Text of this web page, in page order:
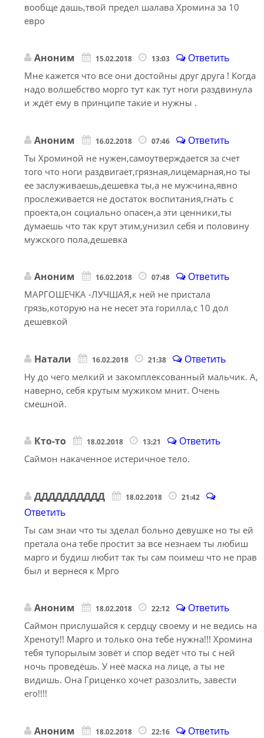
вообще дашь,твой предел шалава Хромина за 10
евро
Аноним 15.02.2018 13:03 Ответить
Мне кажется что все они достойны друг друга ! Когда
надо волшебство морго тут как тут ноги раздвинула
и ждёт ему в принципе такие и нужны .
Аноним 16.02.2018 07:46 Ответить
Ты Хроминой не нужен,самоутверждается за счет
того что ноги раздвигает,грязная,лицемарная,но ты
ее заслуживаешь,дешевка ты,а не мужчина,явно
прослеживается не достаток воспитания,гнать с
проекта,он социально опасен,а эти ценники,ты
думаешь что так крут этим,унизил себя и половину
мужского пола,дешевка
Аноним 16.02.2018 07:48 Ответить
МАРГОШЕЧКА -ЛУЧШАЯ,к ней не пристала
грязь,которую на не несет эта горилла,с 10 дол
дешевкой
Натали 16.02.2018 21:38 Ответить
Ну до чего мелкий и закомплексованный мальчик. А,
наверно, себя крутым мужиком мнит. Очень
смешной.
Кто-то 18.02.2018 13:21 Ответить
Саймон накаченное истеричное тело.
ДДДДДДДДДД 18.02.2018 21:42
Ответить
Ты сам знаи что ты зделал больно девушке но ты ей
претала она тебе простит за все незнаем ты любиш
марго и будиш любит так ты сам поимеш что не прав
был и вернеся к Мрго
Аноним 18.02.2018 22:12 Ответить
Саймон прислушайся к сердцу своему и не ведись на
Хреноту!! Марго и только она тебе нужна!!! Хромина
тебя тупорылым зовёт и спор ведёт что ты с ней
ночь проведёшь. У неё маска на лице, а ты не
видишь. Она Гриценко хочет разозлить, завести
его!!!!
Аноним 18.02.2018 22:16 Ответить